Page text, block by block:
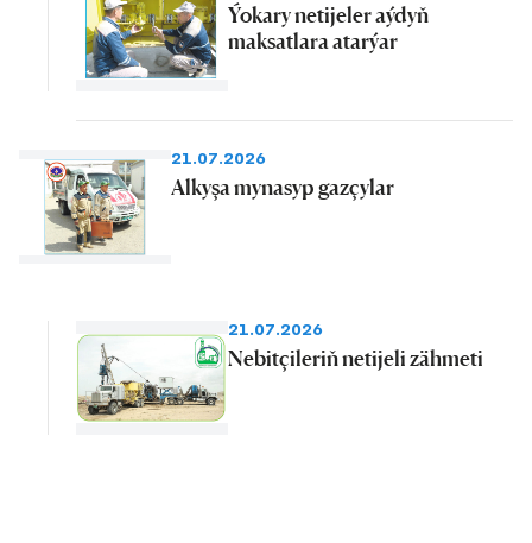
Ýokary netijeler aýdyň
maksatlara atarýar
21.07.2026
Alkyşa mynasyp gazçylar
21.07.2026
Nebitçileriň netijeli zähmeti